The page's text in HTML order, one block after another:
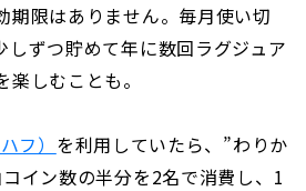
期限はありません。毎月使い切
しずつ貯めて年に数回ラグジュア
しむことも。
フ） を利用していたら、”わりか
イン数の半分を2名で消費し、1